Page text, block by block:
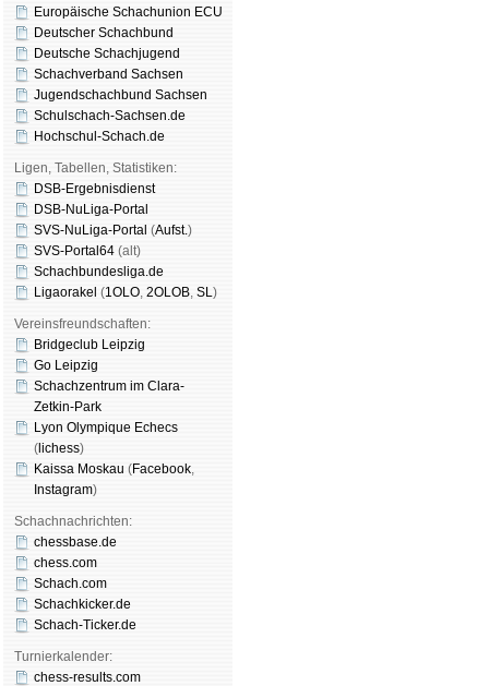
Europäische Schachunion ECU
Deutscher Schachbund
Deutsche Schachjugend
Schachverband Sachsen
Jugendschachbund Sachsen
Schulschach-Sachsen.de
Hochschul-Schach.de
Ligen, Tabellen, Statistiken:
DSB-Ergebnisdienst
DSB-NuLiga-Portal
SVS-NuLiga-Portal (Aufst.)
SVS-Portal64 (alt)
Schachbundesliga.de
Ligaorakel (1OLO, 2OLOB, SL)
Vereinsfreundschaften:
Bridgeclub Leipzig
Go Leipzig
Schachzentrum im Clara-
Zetkin-Park
Lyon Olympique Echecs
( lichess)
Kaissa Moskau (Face­book,
Insta­gram)
Schachnachrichten:
chessbase.de
chess.com
Schach.com
Schachkicker.de
Schach-Ticker.de
Turnierkalender:
chess-results.com